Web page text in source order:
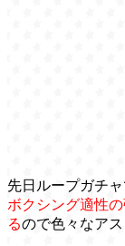
先日ループガチ
ボクシング適性
るので色々なア